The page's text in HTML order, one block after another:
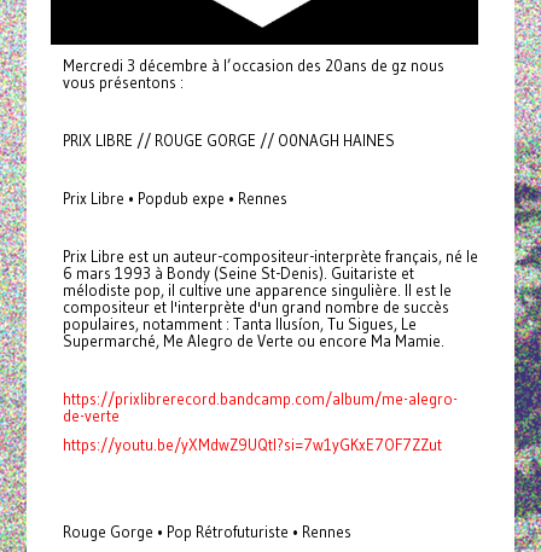
Mercredi 3 décembre à l’occasion des 20ans de gz nous
vous présentons :
PRIX LIBRE // ROUGE GORGE // O0NAGH HAINES
Prix Libre • Popdub expe • Rennes
Prix Libre est un auteur-compositeur-interprète français, né le
6 mars 1993 à Bondy (Seine St-Denis). Guitariste et
mélodiste pop, il cultive une apparence singulière. Il est le
compositeur et l'interprète d'un grand nombre de succès
populaires, notamment : Tanta Ilusíon, Tu Sigues, Le
Supermarché, Me Alegro de Verte ou encore Ma Mamie.
https://prixlibrerecord.bandcamp.com/album/me-alegro-
de-verte
https://youtu.be/yXMdwZ9UQtI?si=7w1yGKxE7OF7ZZut
Rouge Gorge • Pop Rétrofuturiste • Rennes